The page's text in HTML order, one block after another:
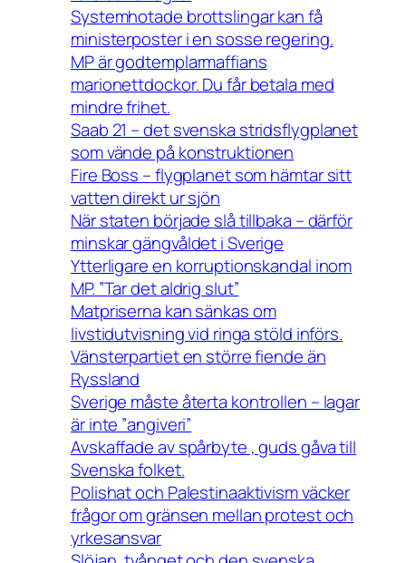
Systemhotade brottslingar kan få
ministerposter i en sosse regering.
MP är godtemplarmaffians
marionettdockor. Du får betala med
mindre frihet.
Saab 21 – det svenska stridsflygplanet
som vände på konstruktionen
Fire Boss – flygplanet som hämtar sitt
vatten direkt ur sjön
När staten började slå tillbaka – därför
minskar gängvåldet i Sverige
Ytterligare en korruptionskandal inom
MP. ”Tar det aldrig slut”
Matpriserna kan sänkas om
livstidutvisning vid ringa stöld införs.
Vänsterpartiet en större fiende än
Ryssland
Sverige måste återta kontrollen – lagar
är inte ”angiveri”
Avskaffade av spårbyte , guds gåva till
Svenska folket.
Polishat och Palestinaaktivism väcker
frågor om gränsen mellan protest och
yrkesansvar